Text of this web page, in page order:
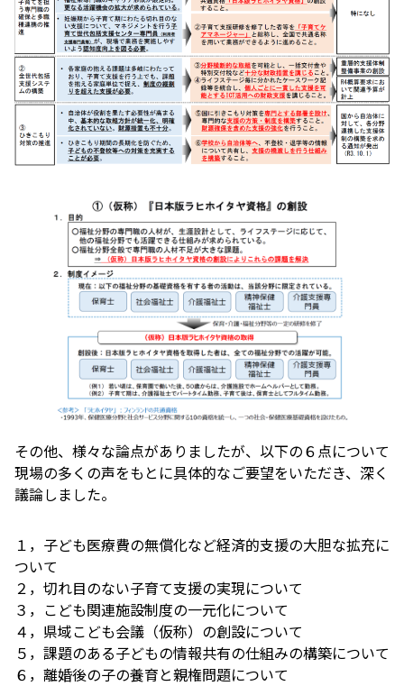
その他、様々な論点がありましたが、以下の６点について
現場の多くの声をもとに具体的なご要望をいただき、深く
議論しました。
１，子ども医療費の無償化など経済的支援の大胆な拡充に
ついて
２，切れ目のない子育て支援の実現について
３，こども関連施設制度の一元化について
４，県域こども会議（仮称）の創設について
５，課題のある子どもの情報共有の仕組みの構築について
６，離婚後の子の養育と親権問題について